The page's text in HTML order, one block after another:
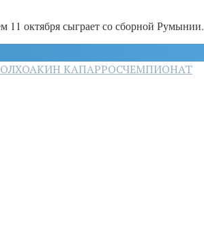
11 октября сыграет со сборной Румынии.
ХОАКИН КАПАРРОСЧЕМПИОНАТ